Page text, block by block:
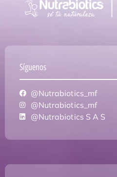
Síguenos
@Nutrabiotics_mf
@Nutrabiotics_mf
@Nutrabiotics S A S